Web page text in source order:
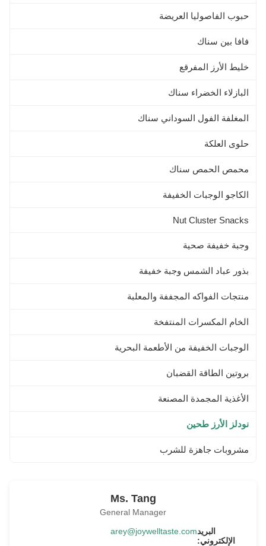
حبوب الفاصوليا العريضة
فافا بين سناك
خليط الأرز المفرقع
البازلاء الخضراء سناك
المغلفة الفول السوداني سناك
حلوى العلكة
محمص الحمص سناك
الكاجو الوجبات الخفيفة
Nut Cluster Snacks
وجبة خفيفة صحية
بذور عباد الشمس وجبة خفيفة
منتجات الفواكه المجففة والمعلبة
الخام المكسرات المنتفخة
الوجبات الخفيفة من الأطعمة البحرية
بروتين الطاقة القضبان
الأغذية المجمدة المصنعة
نودلز الأرز طحين
مشروبات جاهزة للشرب
Ms. Tang
General Manager
البريد
الإلكتروني:
arey@joywelltaste.com